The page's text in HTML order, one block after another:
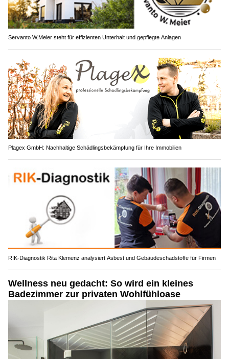
Servanto W.Meier steht für effizienten Unterhalt und gepflegte Anlagen
Plagex GmbH: Nachhaltige Schädlingsbekämpfung für Ihre Immobilien
RIK-Diagnostik Rita Klemenz analysiert Asbest und Gebäudeschadstoffe für Firmen
Wellness neu gedacht: So wird ein kleines
Badezimmer zur privaten Wohlfühloase